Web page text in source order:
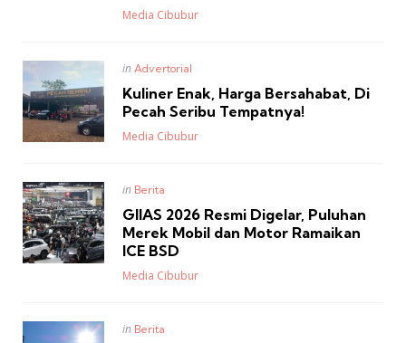
Posted
Media Cibubur
Posted
in Advertorial
Kuliner Enak, Harga Bersahabat, Di
Pecah Seribu Tempatnya!
Posted
Media Cibubur
Posted
in Berita
GIIAS 2026 Resmi Digelar, Puluhan
Merek Mobil dan Motor Ramaikan
ICE BSD
Posted
Media Cibubur
Posted
in Berita